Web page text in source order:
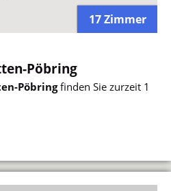
17 Zimmer
Pöbring
Pöbringfinden Sie zurzeit 1